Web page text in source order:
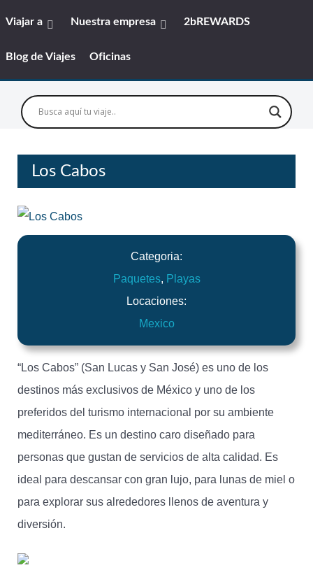
Viajar a Nuestra empresa 2bREWARDS
Blog de Viajes Oficinas
Los Cabos
Categoria:
Paquetes, Playas
Locaciones:
Mexico
“Los Cabos” (San Lucas y San José) es uno de los
destinos más exclusivos de México y uno de los
preferidos del turismo internacional por su ambiente
mediterráneo. Es un destino caro diseñado para
personas que gustan de servicios de alta calidad. Es
ideal para descansar con gran lujo, para lunas de miel o
para explorar sus alrededores llenos de aventura y
diversión.